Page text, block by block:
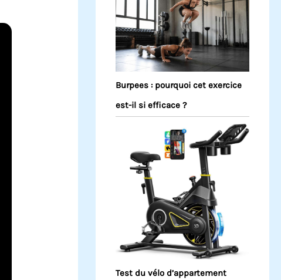
Burpees : pourquoi cet exercice
est-il si efficace ?
Test du vélo d’appartement